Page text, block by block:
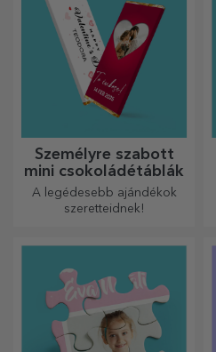
Személyre szabott
mini csokoládétáblák
A legédesebb ajándékok
szeretteidnek!